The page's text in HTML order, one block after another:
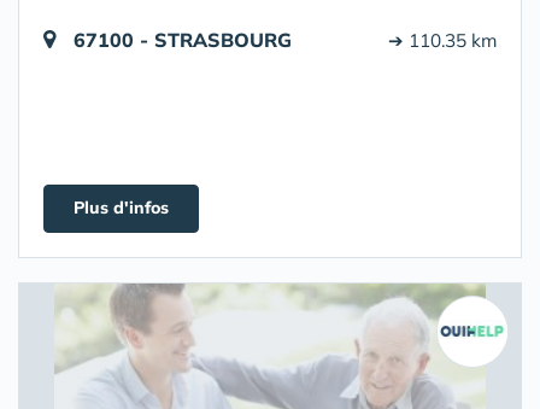
67100 - STRASBOURG ➔ 110.35 km
Plus d'infos